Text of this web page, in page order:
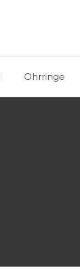
Ohrringe